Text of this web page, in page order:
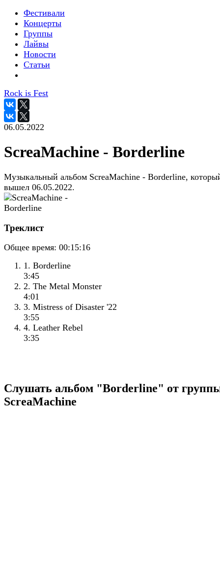
Фестивали
Концерты
Группы
Лайвы
Новости
Статьи
Rock is Fest
06.05.2022
ScreaMachine - Borderline
Музыкальный альбом ScreaMachine - Borderline,
вышел 06.05.2022.
Треклист
Общее время: 00:15:16
1. Borderline
3:45
2. The Metal Monster
4:01
3. Mistress of Disaster '22
3:55
4. Leather Rebel
3:35
Слушать альбом "Borderline" от
ScreaMachine